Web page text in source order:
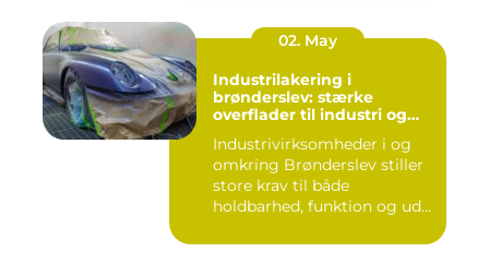
02. May
Industrilakering i
brønderslev: stærke
overflader til industri og
Industrivirksomheder i og
omkring Brønderslev stiller
store krav til både
holdbarhed, funktion og ud...